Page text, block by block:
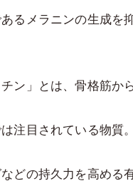
るメラニンの生成を
チン」とは、骨格筋
注目されている物質。
どの持久力を高める